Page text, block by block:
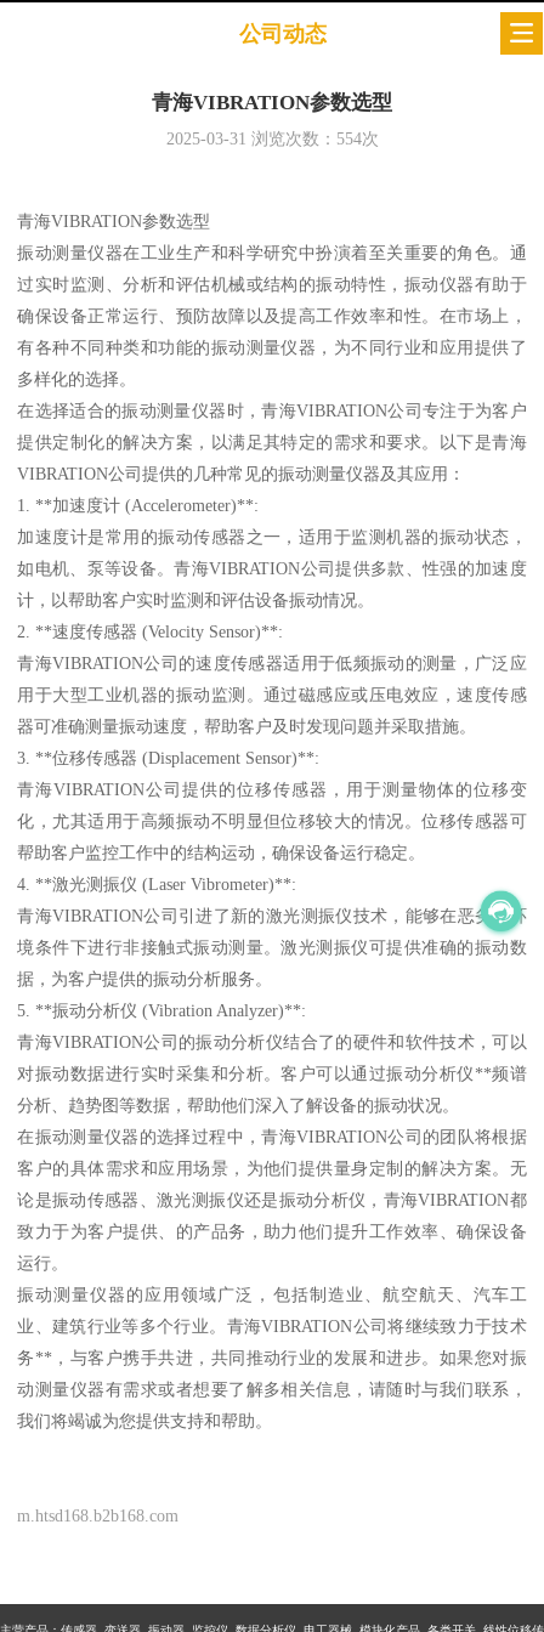
公司动态
青海VIBRATION参数选型
2025-03-31 浏览次数： 554次
青海VIBRATION参数选型
振动测量仪器在工业生产和科学研究中扮演着至关重要的角色。通
过实时监测、分析和评估机械或结构的振动特性，振动仪器有助于
确保设备正常运行、预防故障以及提高工作效率和性。在市场上，
有各种不同种类和功能的振动测量仪器，为不同行业和应用提供了
多样化的选择。
在选择适合的振动测量仪器时，青海VIBRATION公司专注于为客户
提供定制化的解决方案，以满足其特定的需求和要求。以下是青海
VIBRATION公司提供的几种常见的振动测量仪器及其应用：
1. **加速度计 (Accelerometer)**:
加速度计是常用的振动传感器之一，适用于监测机器的振动状态，
如电机、泵等设备。青海VIBRATION公司提供多款、性强的加速度
计，以帮助客户实时监测和评估设备振动情况。
2. **速度传感器 (Velocity Sensor)**:
青海VIBRATION公司的速度传感器适用于低频振动的测量，广泛应
用于大型工业机器的振动监测。通过磁感应或压电效应，速度传感
器可准确测量振动速度，帮助客户及时发现问题并采取措施。
3. **位移传感器 (Displacement Sensor)**:
青海VIBRATION公司提供的位移传感器，用于测量物体的位移变
化，尤其适用于高频振动不明显但位移较大的情况。位移传感器可
帮助客户监控工作中的结构运动，确保设备运行稳定。
4. **激光测振仪 (Laser Vibrometer)**:
青海VIBRATION公司引进了新的激光测振仪技术，能够在恶劣的环
境条件下进行非接触式振动测量。激光测振仪可提供准确的振动数
据，为客户提供的振动分析服务。
5. **振动分析仪 (Vibration Analyzer)**:
青海VIBRATION公司的振动分析仪结合了的硬件和软件技术，可以
对振动数据进行实时采集和分析。客户可以通过振动分析仪**频谱
分析、趋势图等数据，帮助他们深入了解设备的振动状况。
在振动测量仪器的选择过程中，青海VIBRATION公司的团队将根据
客户的具体需求和应用场景，为他们提供量身定制的解决方案。无
论是振动传感器、激光测振仪还是振动分析仪，青海VIBRATION都
致力于为客户提供、的产品务，助力他们提升工作效率、确保设备
运行。
振动测量仪器的应用领域广泛，包括制造业、航空航天、汽车工
业、建筑行业等多个行业。青海VIBRATION公司将继续致力于技术
务**，与客户携手共进，共同推动行业的发展和进步。如果您对振
动测量仪器有需求或者想要了解多相关信息，请随时与我们联系，
我们将竭诚为您提供支持和帮助。
m.htsd168.b2b168.com